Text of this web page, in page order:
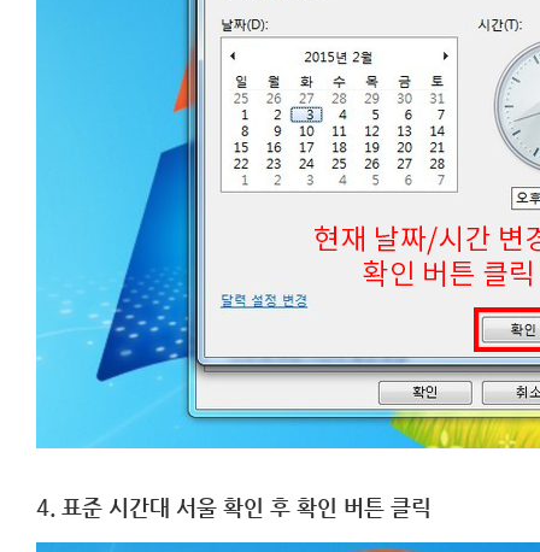
4. 표준 시간대 서울 확인 후 확인 버튼 클릭